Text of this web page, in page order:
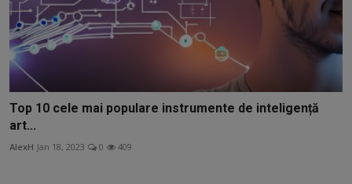
Top 10 cele mai populare instrumente de inteligență
art...
AlexH Jan 18, 2023 0 409